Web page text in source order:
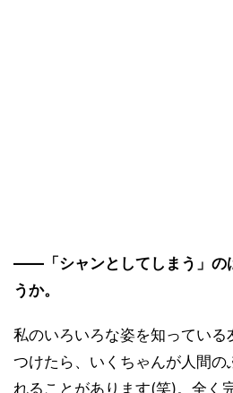
――「シャンとしてしまう」の
うか。
私のいろいろな姿を知ってい
つけたら、いくちゃんが人間の
れることがあります(笑)。全く